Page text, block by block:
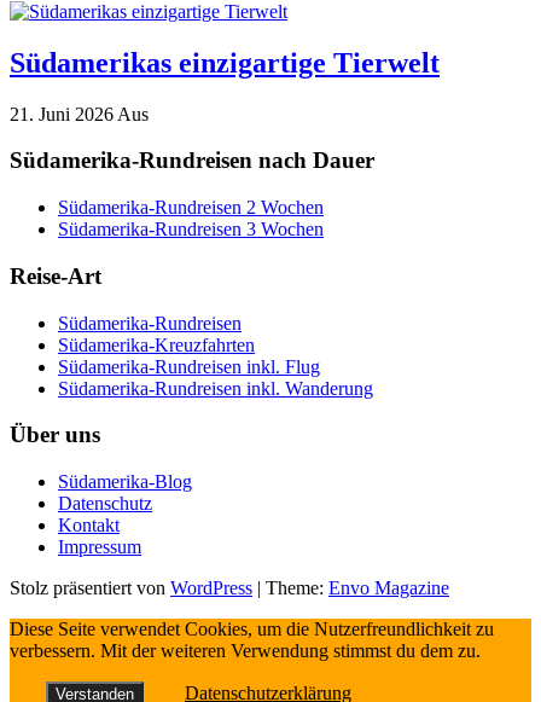
Südamerikas einzigartige Tierwelt
21. Juni 2026 Aus
Südamerika-Rundreisen nach Dauer
Südamerika-Rundreisen 2 Wochen
Südamerika-Rundreisen 3 Wochen
Reise-Art
Südamerika-Rundreisen
Südamerika-Kreuzfahrten
Südamerika-Rundreisen inkl. Flug
Südamerika-Rundreisen inkl. Wanderung
Über uns
Südamerika-Blog
Datenschutz
Kontakt
Impressum
Stolz präsentiert von WordPress | Theme: Envo Magazine
Diese Seite verwendet Cookies, um die Nutzerfreundlichkeit zu
verbessern. Mit der weiteren Verwendung stimmst du dem zu.
Verstanden Datenschutzerklärung